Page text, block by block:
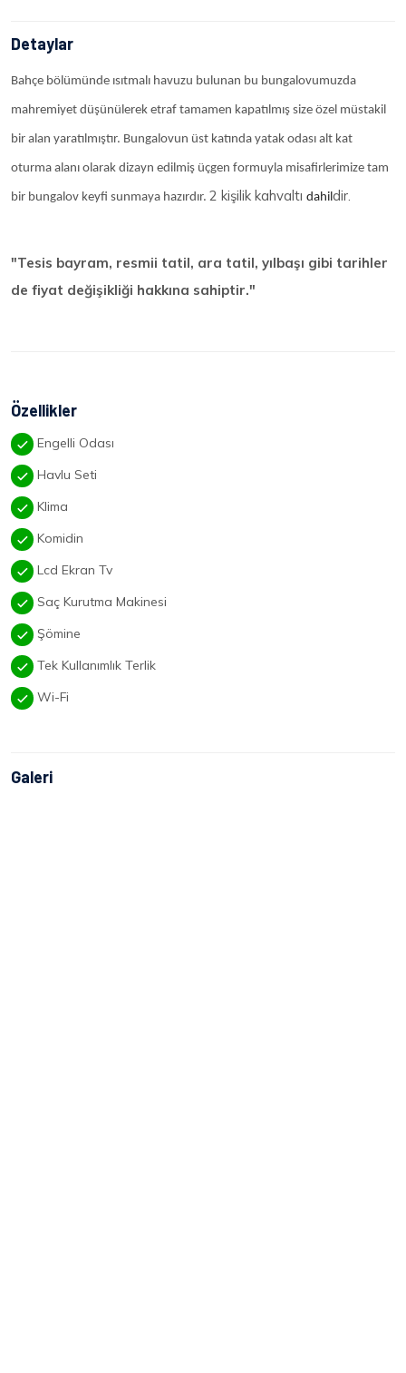
Detaylar
Bahçe bölümünde ısıtmalı havuzu bulunan bu bungalovumuzda
mahremiyet düşünülerek etraf tamamen kapatılmış size özel müstakil
bir alan yaratılmıştır. Bungalovun üst katında yatak odası alt kat
oturma alanı olarak dizayn edilmiş üçgen formuyla misafirlerimize tam
bir bungalov keyfi sunmaya hazırdır. 2 kişilik kahvaltı dahildir.
"Tesis bayram, resmii tatil, ara tatil, yılbaşı gibi tarihler
de fiyat değişikliği hakkına sahiptir."
Özellikler
Engelli Odası
Havlu Seti
Klima
Komidin
Lcd Ekran Tv
Saç Kurutma Makinesi
Şömine
Tek Kullanımlık Terlik
Wi-Fi
Galeri